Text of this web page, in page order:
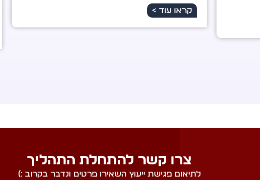
אירית שמשון
מחברת הספר "רשת של מלאכים"
צרו קשר להתחלת התהליך
לתיאום פגישת ייעוץ השאירו פרטים ונדבר בקרוב :)